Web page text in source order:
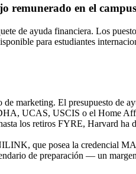
remunerado en el
de ayuda financiera. Los
para estudiantes
marketing. El presupuesto de
UCAS, USCIS o el Home
los retiros FYRE, Harvard ha
que posea la credencial
de preparación — un